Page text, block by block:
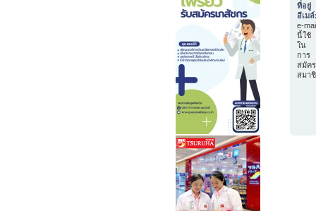
ที่อยู่
อีเม
e-
นี้ใช้
ใน
การ
สมัคร
สมา